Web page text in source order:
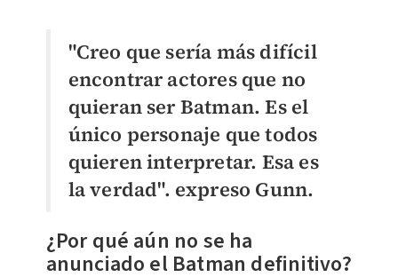
"Creo que sería más difícil
encontrar actores que no
quieran ser Batman. Es el
único personaje que todos
quieren interpretar. Esa es
la verdad". expreso Gunn.
¿Por qué aún no se ha
anunciado el Batman definitivo?